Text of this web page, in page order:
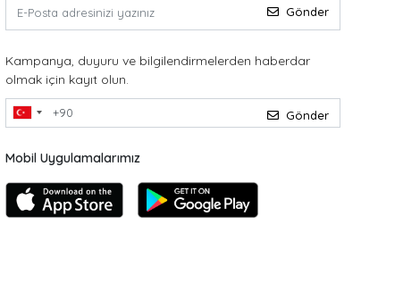
Gönder
Kampanya, duyuru ve bilgilendirmelerden haberdar
olmak için kayıt olun.
Gönder
Mobil Uygulamalarımız